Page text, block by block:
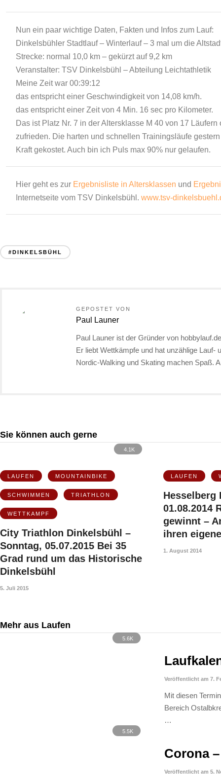
Nun ein paar wichtige Daten, Fakten und Infos zum Lauf:
Dinkelsbühler Stadtlauf – Winterlauf – 3 mal um die
Strecke: normal 10,0 km – gekürzt auf 9,2 km
Veranstalter: TSV Dinkelsbühl – Abteilung Leichtathletik
Meine Zeit war 00:39:12
das entspricht einer Geschwindigkeit von 14,08 km/h.
das entspricht einer Zeit von 4 Min. 16 sec pro Kilometer.
Das ist Platz Nr. 7 in der Altersklasse M 40 von 17
zufrieden. Die harten und schnellen Trainingsläufe
Kraft gekostet. Auch bin ich Puls max 90% nur gelaufen.
Hier geht es zur Ergebnisliste in Altersklassen und
Internetseite vom TSV Dinkelsbühl. www.tsv-
#DINKELSBÜHL
GEPOSTET VON
Paul Launer
Paul Launer ist der Gründer von
Er liebt Wettkämpfe und hat unzählige Lauf-
Nordic-Walking und Skating machen Spaß.
Sie können auch gerne
4.1K
LAUFEN MOUNTAINBIKE
SCHWIMMEN TRIATHLON
WETTKAMPF
City Triathlon Dinkelsbühl –
Sonntag, 05.07.2015 Bei 35
Grad rund um das Historische
Dinkelsbühl
5. Juli 2015
LAUFEN
Hesselberg
01.08.2014
gewinnt –
ihren
1. August 2014
Mehr aus Laufen
5.6K
Veröffentlicht am 7.
Mit diesen
Bereich
…
5.5K
Corona
Veröffentlicht am 5.